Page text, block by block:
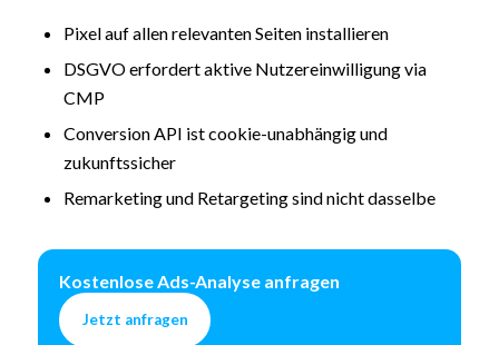
Pixel auf allen relevanten Seiten installieren
DSGVO erfordert aktive Nutzereinwilligung via
CMP
Conversion API ist cookie-unabhängig und
zukunftssicher
Remarketing und Retargeting sind nicht dasselbe
Kostenlose Ads-Analyse anfragen
Jetzt anfragen